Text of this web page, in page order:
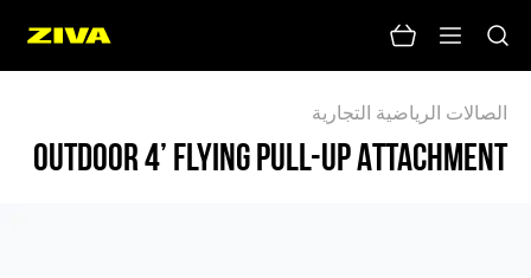
الصالات الرياضية التجارية
OUTDOOR 4’ FLYING PULL-UP ATTACHMENT